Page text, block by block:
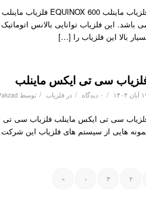
باشد. این فلزیاب توانایی بالانس
بالا این فلزیاب را […]
سی تی ایکس ماینلب
۱۴۰۳ / ۰ دیدگاه / در فلزیاب / توسط
سی تی ایکس ماینلب فلزیاب سی تی
هایی از سیستم های فلزیاب این شرکت
۲ ۳ ›
»